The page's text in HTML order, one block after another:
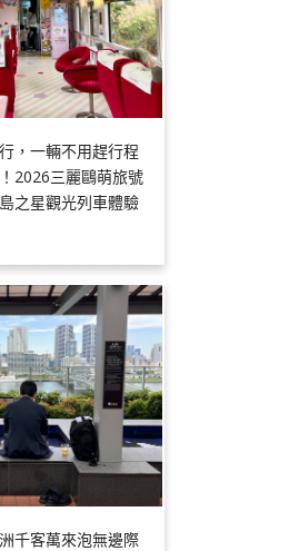
，一輛不用趕行程
2026三麗鷗萌旅號
之星觀光列車體驗
千客萬來泡無邊際